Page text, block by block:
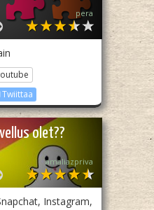
pera
Twiittaa
olet??
amaliazpriva
Instagram,